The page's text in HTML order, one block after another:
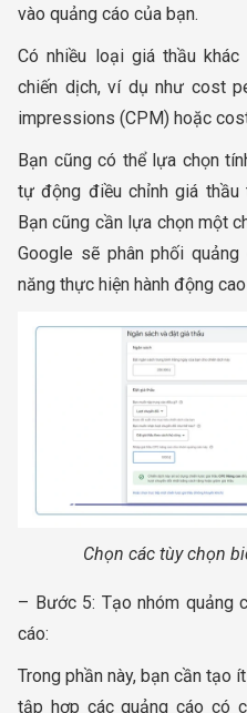
vào quảng cáo của bạn.
Có nhiều loại giá thầu
chiến dịch, ví dụ như cost
impressions (CPM) hoặc
Bạn cũng có thể lựa chọn
tự động điều chỉnh giá thầu
Bạn cũng cần lựa chọn một
Google sẽ phân phối
năng thực hiện hành động
Chọn các tùy chọn
– Bước 5: Tạo nhóm quảng
cáo:
Trong phần này, bạn cần tạo
tập hợp các quảng cáo có